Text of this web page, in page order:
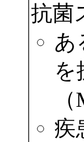
抗菌
あ
を
疾